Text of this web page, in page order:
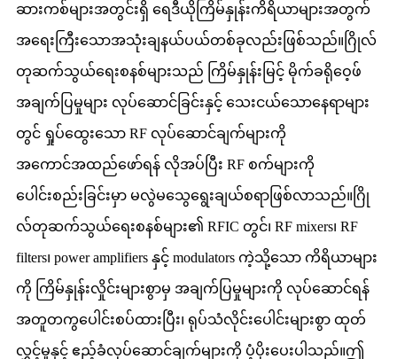
ဆားကစ်များအတွင်းရှိ ရေဒီယိုကြိမ်နှုန်းကိရိယာများအတွက်
အရေးကြီးသောအသုံးချနယ်ပယ်တစ်ခုလည်းဖြစ်သည်။ဂြိုလ်
တုဆက်သွယ်ရေးစနစ်များသည် ကြိမ်နှုန်းမြင့် မိုက်ခရိုဝေ့ဖ်
အချက်ပြမှုများ လုပ်ဆောင်ခြင်းနှင့် သေးငယ်သောနေရာများ
တွင် ရှုပ်ထွေးသော RF လုပ်ဆောင်ချက်များကို
အကောင်အထည်ဖော်ရန် လိုအပ်ပြီး RF စက်များကို
ပေါင်းစည်းခြင်းမှာ မလွဲမသွေရွေးချယ်စရာဖြစ်လာသည်။ဂြို
လ်တုဆက်သွယ်ရေးစနစ်များ၏ RFIC တွင်၊ RF mixers၊ RF
filters၊ power amplifiers နှင့် modulators ကဲ့သို့သော ကိရိယာများ
ကို ကြိမ်နှုန်းလှိုင်းများစွာမှ အချက်ပြမှုများကို လုပ်ဆောင်ရန်
အတူတကွပေါင်းစပ်ထားပြီး၊ ရုပ်သံလိုင်းပေါင်းများစွာ ထုတ်
လွှင့်မှုနှင့် ဧည့်ခံလုပ်ဆောင်ချက်များကို ပံ့ပိုးပေးပါသည်။ဤ